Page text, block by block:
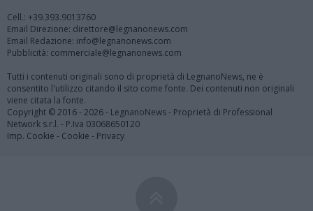
Cell.: +39.393.9013760
Email Direzione: direttore@legnanonews.com
Email Redazione: info@legnanonews.com
Pubblicità: commerciale@legnanonews.com
Tutti i contenuti originali sono di proprietà di LegnanoNews, ne è
consentito l'utilizzo citando il sito come fonte. Dei contenuti non originali
viene citata la fonte.
Copyright © 2016 - 2026 - LegnanoNews - Proprietà di Professional
Network s.r.l. - P.Iva 03068650120
Imp. Cookie - Cookie - Privacy